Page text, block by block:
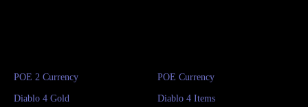
POE 2 Currency POE Currency
Diablo 4 Gold Diablo 4 Items